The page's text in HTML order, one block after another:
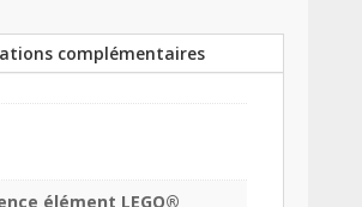
complémentaires
élément LEGO®